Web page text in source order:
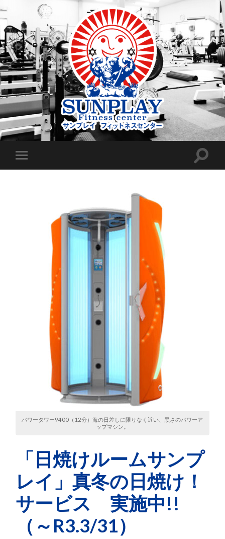
パワータワー9400（12分）海の日差しに限りなく近い、黒さのパワーア
ップマシン。
「日焼けルームサンプ
レイ」真冬の日焼け！
サービス 実施中!!
（～R3.3/31）